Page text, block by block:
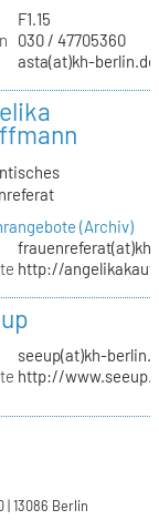
F1.15
030 / 47705360
asta(at)kh-berlin.de
(Archiv)
http://
seeup(at)kh-
http://
13086 Berlin